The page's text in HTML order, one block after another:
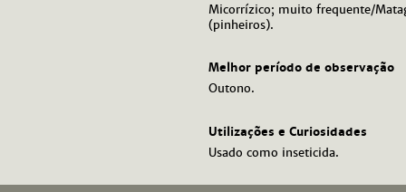
Micorrízico; muito frequente/
(pinheiros).
Melhor período de observação
Outono.
Utilizações e Curiosidades
Usado como inseticida.